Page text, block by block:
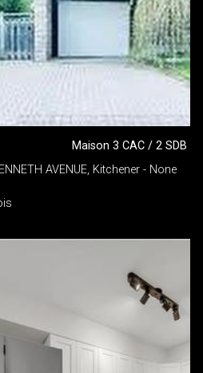
Maison 3 CAC / 2 SDB
AVENUE, Kitchener - None